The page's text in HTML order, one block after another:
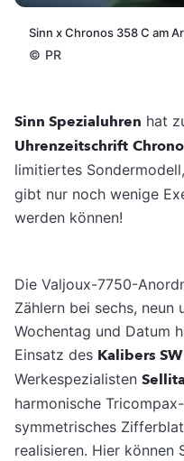
Sinn x Chronos 358 C am
© PR
Sinn Spezialuhren hat
Uhrenzeitschrift
limitiertes
gibt nur noch wenige
werden können!
Die Valjoux-7750-
Zählern bei sechs,
Wochentag und Datum
Einsatz des Kalibers
Werkespezialisten
harmonische
symmetrisches
realisieren. Hier können